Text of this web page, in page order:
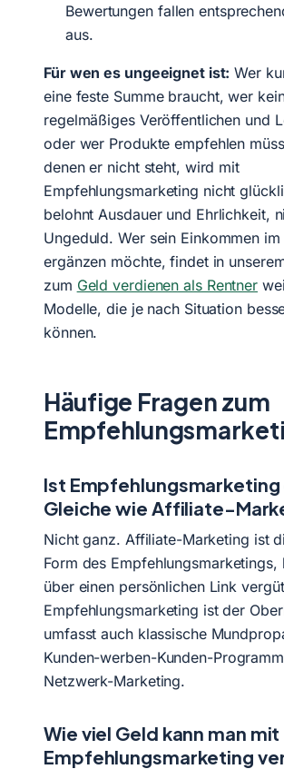
Bewertungen fallen
aus.
Für wen es ungeeignet ist: Wer
eine feste Summe braucht, wer
regelmäßiges Veröffentlichen und
oder wer Produkte empfehlen
denen er nicht steht, wird mit
Empfehlungsmarketing nicht
belohnt Ausdauer und Ehrlichkeit,
Ungeduld. Wer sein Einkommen im
ergänzen möchte, findet in
zum Geld verdienen als Rentner
Modelle, die je nach Situation
können.
Häufige Fragen zum
Ist Empfehlungsmarketing
Gleiche wie Affiliate-
Nicht ganz. Affiliate-Marketing ist
Form des Empfehlungsmarketings,
über einen persönlichen Link
Empfehlungsmarketing ist der
umfasst auch klassische
Kunden-werben-Kunden-
Netzwerk-Marketing.
Wie viel Geld kann man mit
Empfehlungsmarketing